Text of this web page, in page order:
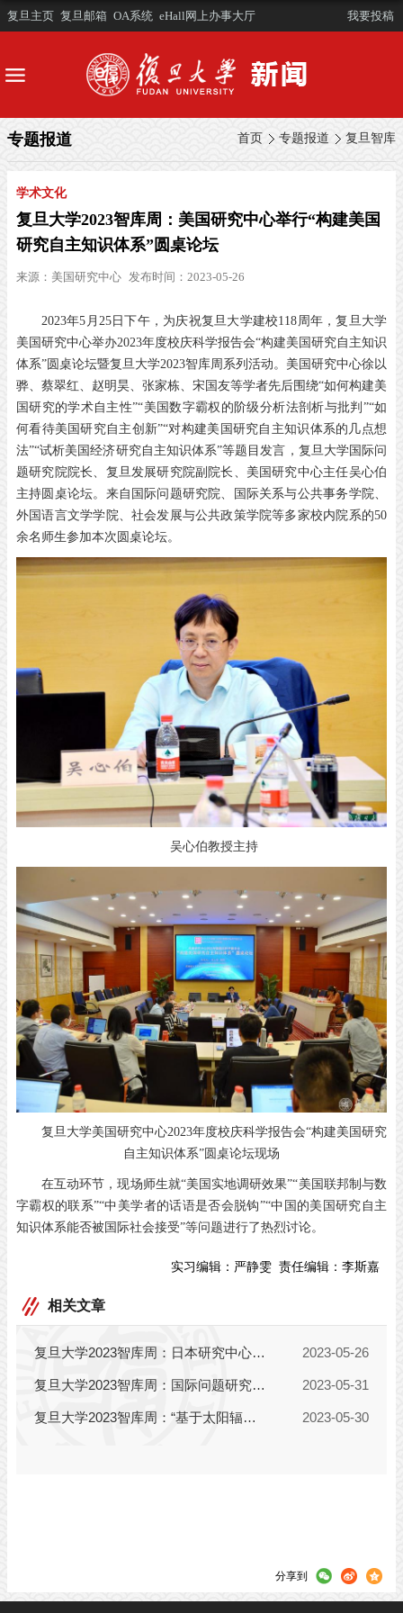
复旦主页 复旦邮箱 OA系统 eHall网上办事大厅 我要投稿
首页 专题报道 复旦智库
专题报道
学术文化
复旦大学2023智库周：美国研究中心举行“构建美国
研究自主知识体系”圆桌论坛
来源： 美国研究中心 发布时间：2023-05-26
2023年5月25日下午，为庆祝复旦大学建校118周年，复旦大学
美国研究中心举办2023年度校庆科学报告会“构建美国研究自主知识
体系”圆桌论坛暨复旦大学2023智库周系列活动。美国研究中心徐以
骅、蔡翠红、赵明昊、张家栋、宋国友等学者先后围绕“如何构建美
国研究的学术自主性”“美国数字霸权的阶级分析法剖析与批判”“如
何看待美国研究自主创新”“对构建美国研究自主知识体系的几点想
法”“试析美国经济研究自主知识体系”等题目发言，复旦大学国际问
题研究院院长、复旦发展研究院副院长、美国研究中心主任吴心伯
主持圆桌论坛。来自国际问题研究院、国际关系与公共事务学院、
外国语言文学学院、社会发展与公共政策学院等多家校内院系的50
余名师生参加本次圆桌论坛。
吴心伯教授主持
复旦大学美国研究中心2023年度校庆科学报告会“构建美国研究
自主知识体系”圆桌论坛现场
在互动环节，现场师生就“美国实地调研效果”“美国联邦制与数
字霸权的联系”“中美学者的话语是否会脱钩”“中国的美国研究自主
知识体系能否被国际社会接受”等问题进行了热烈讨论。
实习编辑： 严静雯 责任编辑： 李斯嘉
相关文章
分享到